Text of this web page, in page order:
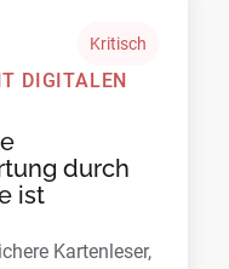
Kritisch
DIGITALEN
durch
ist
Kartenleser,